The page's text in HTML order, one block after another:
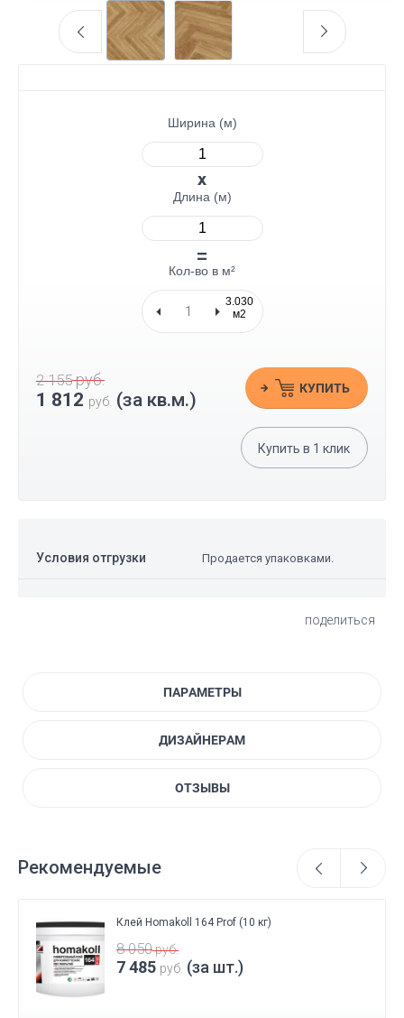
Ширина (м)
Длина (м)
Кол-во в м²
3.030
м2
2 155руб.
1 812 руб. (за кв.м.)
КУПИТЬ
Купить в 1 клик
Условия отгрузки Продается упаковками.
поделиться
ПАРАМЕТРЫ
ДИЗАЙНЕРАМ
ОТЗЫВЫ
Рекомендуемые
Клей Homakoll 164 Prof (10 кг)
8 050руб.
7 485 руб. (за шт.)